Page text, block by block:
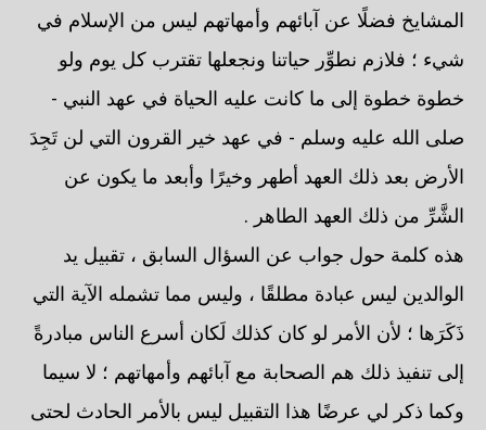
المشايخ فضلًا عن آبائهم وأمهاتهم ليس من الإسلام في
شيء ؛ فلازم نطوِّر حياتنا ونجعلها تقترب كل يوم ولو
خطوة خطوة إلى ما كانت عليه الحياة في عهد النبي -
صلى الله عليه وسلم - في عهد خير القرون التي لن تَجِدَ
الأرض بعد ذلك العهد أطهر وخيرًا وأبعد ما يكون عن
الشَّرِّ من ذلك العهد الطاهر .
هذه كلمة حول جواب عن السؤال السابق ، تقبيل يد
الوالدين ليس عبادة مطلقًا ، وليس مما تشمله الآية التي
ذَكَرَها ؛ لأن الأمر لو كان كذلك لَكان أسرع الناس مبادرةً
إلى تنفيذ ذلك هم الصحابة مع آبائهم وأمهاتهم ؛ لا سيما
وكما ذكر لي عرضًا هذا التقبيل ليس بالأمر الحادث لحتى